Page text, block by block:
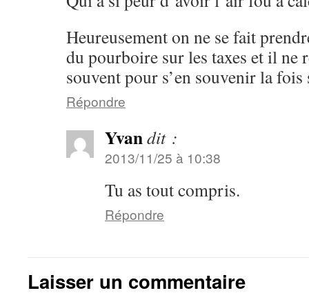
Heureusement on ne se fait
du pourboire sur les taxes et il ne
souvent pour s’en souvenir la
Répondre
Yvandit :
2013/11/25 à 10:38
Tu as tout compris.
Répondre
Laisser un commentaire